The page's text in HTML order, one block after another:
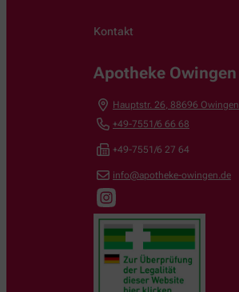
Kontakt
Apotheke Owingen
Hauptstr. 26, 88696 Owingen
+49-7551/6 66 68
+49-7551/6 27 64
info@apotheke-owingen.de